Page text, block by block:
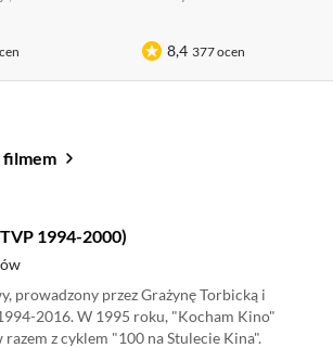
8,4 377 ocen
filmem
1994-2000)
prowadzony przez Grażynę Torbicką i
2016. W 1995 roku, "Kocham Kino"
z cyklem "100 na Stulecie Kina".